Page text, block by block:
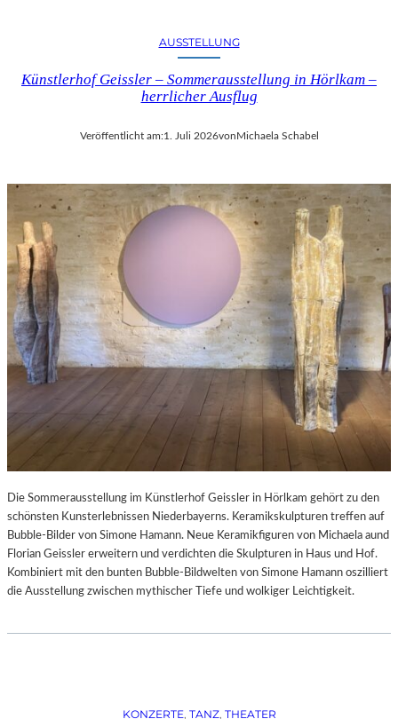
AUSSTELLUNG
Künstlerhof Geissler – Sommerausstellung in Hörlkam –
herrlicher Ausflug
Veröffentlicht am:1. Juli 2026vonMichaela Schabel
Die Sommerausstellung im Künstlerhof Geissler in Hörlkam gehört zu den
schönsten Kunsterlebnissen Niederbayerns. Keramikskulpturen treffen auf
Bubble-Bilder von Simone Hamann. Neue Keramikfiguren von Michaela aund
Florian Geissler erweitern und verdichten die Skulpturen in Haus und Hof.
Kombiniert mit den bunten Bubble-Bildwelten von Simone Hamann oszilliert
die Ausstellung zwischen mythischer Tiefe und wolkiger Leichtigkeit.
KONZERTE, TANZ, THEATER